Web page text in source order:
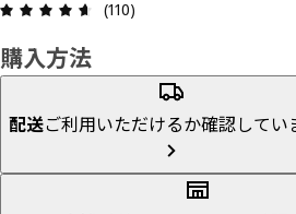
(110)
購入方法
配送ご利用いただけるか確認してい